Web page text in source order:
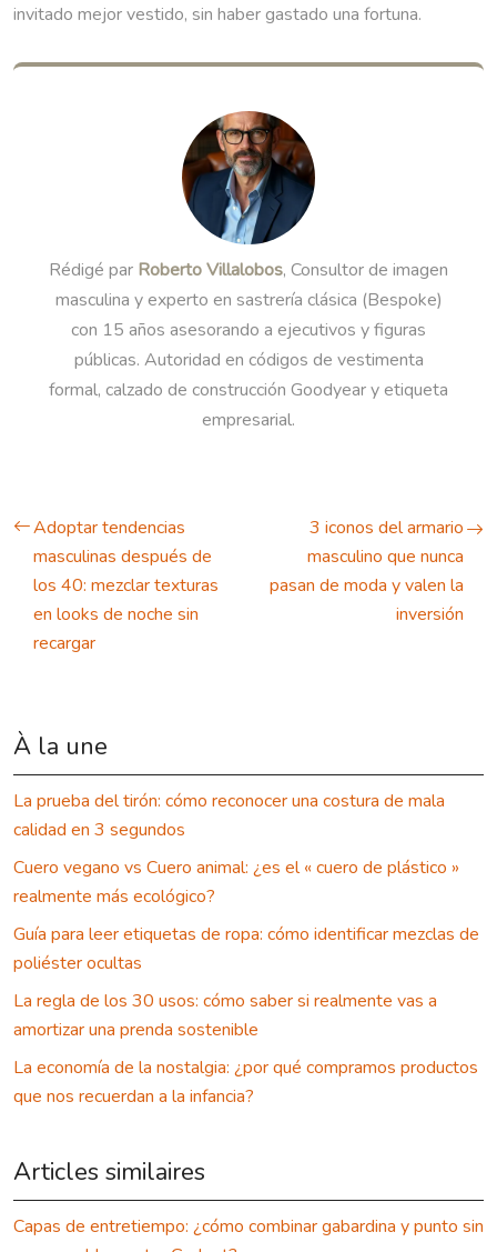
invitado mejor vestido, sin haber gastado una fortuna.
Rédigé par Roberto Villalobos, Consultor de imagen
masculina y experto en sastrería clásica (Bespoke)
con 15 años asesorando a ejecutivos y figuras
públicas. Autoridad en códigos de vestimenta
formal, calzado de construcción Goodyear y etiqueta
empresarial.
Adoptar tendencias
masculinas después de
los 40: mezclar texturas
en looks de noche sin
recargar
3 iconos del armario
masculino que nunca
pasan de moda y valen la
inversión
À la une
La prueba del tirón: cómo reconocer una costura de mala
calidad en 3 segundos
Cuero vegano vs Cuero animal: ¿es el « cuero de plástico »
realmente más ecológico?
Guía para leer etiquetas de ropa: cómo identificar mezclas de
poliéster ocultas
La regla de los 30 usos: cómo saber si realmente vas a
amortizar una prenda sostenible
La economía de la nostalgia: ¿por qué compramos productos
que nos recuerdan a la infancia?
Articles similaires
Capas de entretiempo: ¿cómo combinar gabardina y punto sin